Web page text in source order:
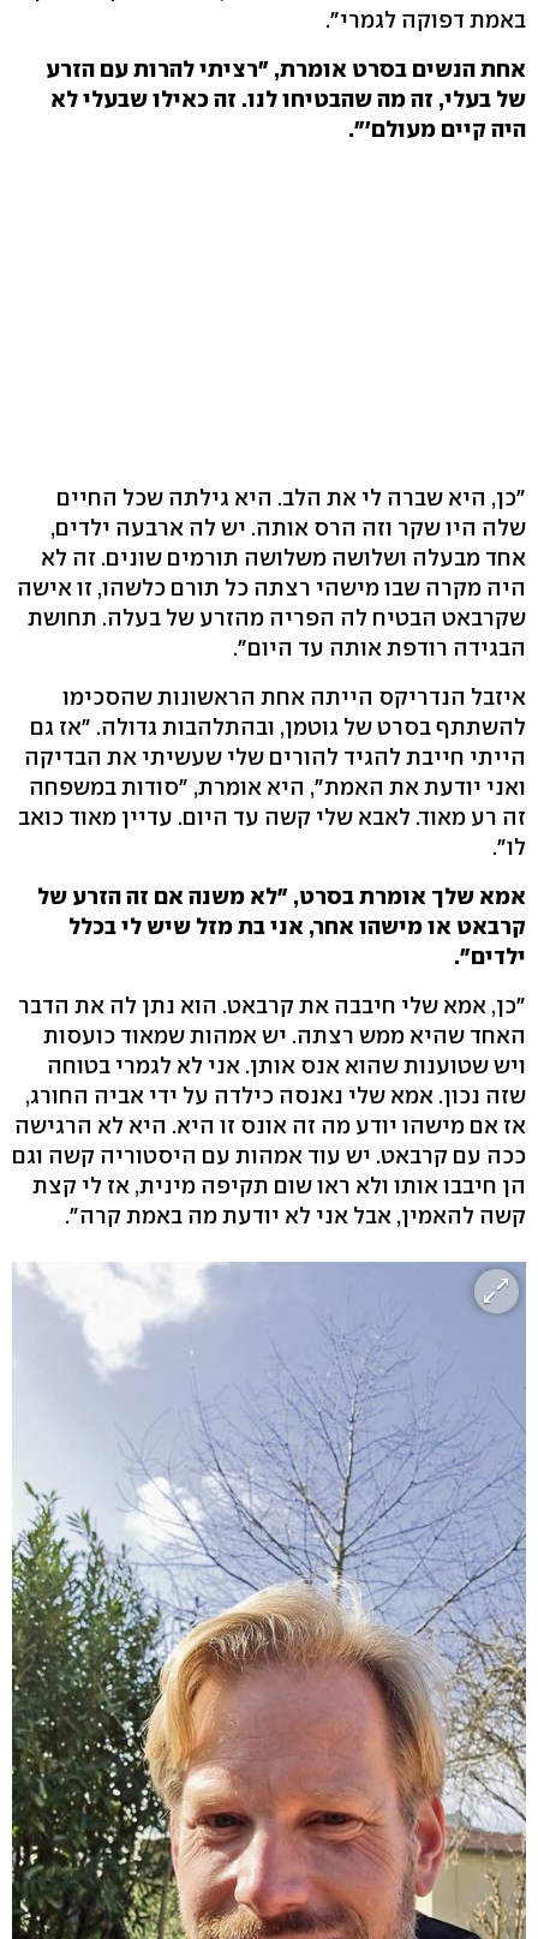
באמת דפוקה לגמרי".
אחת הנשים בסרט אומרת, "רציתי להרות עם הזרע
של בעלי, זה מה שהבטיחו לנו. זה כאילו שבעלי לא
היה קיים מעולם'".
"כן, היא שברה לי את הלב. היא גילתה שכל החיים
שלה היו שקר וזה הרס אותה. יש לה ארבעה ילדים,
אחד מבעלה ושלושה משלושה תורמים שונים. זה לא
היה מקרה שבו מישהי רצתה כל תורם כלשהו, זו אישה
שקרבאט הבטיח לה הפריה מהזרע של בעלה. תחושת
הבגידה רודפת אותה עד היום".
איזבל הנדריקס הייתה אחת הראשונות שהסכימו
להשתתף בסרט של גוטמן, ובהתלהבות גדולה. "אז גם
הייתי חייבת להגיד להורים שלי שעשיתי את הבדיקה
ואני יודעת את האמת", היא אומרת, "סודות במשפחה
זה רע מאוד. לאבא שלי קשה עד היום. עדיין מאוד כואב
לו".
אמא שלך אומרת בסרט, "לא משנה אם זה הזרע של
קרבאט או מישהו אחר, אני בת מזל שיש לי בכלל
ילדים".
"כן, אמא שלי חיבבה את קרבאט. הוא נתן לה את הדבר
האחד שהיא ממש רצתה. יש אמהות שמאוד כועסות
ויש שטוענות שהוא אנס אותן. אני לא לגמרי בטוחה
שזה נכון. אמא שלי נאנסה כילדה על ידי אביה החורג,
אז אם מישהו יודע מה זה אונס זו היא. היא לא הרגישה
ככה עם קרבאט. יש עוד אמהות עם היסטוריה קשה וגם
הן חיבבו אותו ולא ראו שום תקיפה מינית, אז לי קצת
קשה להאמין, אבל אני לא יודעת מה באמת קרה".